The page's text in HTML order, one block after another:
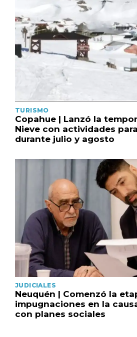
TURISMO
Copahue | Lanzó la
Nieve con actividades
durante julio y agosto
JUDICIALES
Neuquén | Comenzó la
impugnaciones en la
con planes sociales